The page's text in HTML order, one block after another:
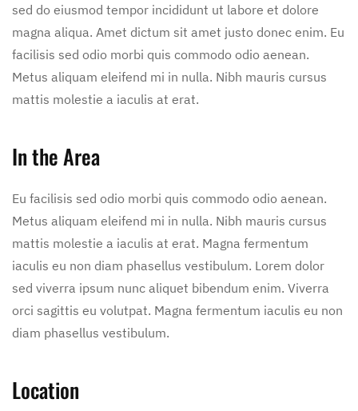
sed do eiusmod tempor incididunt ut labore et dolore
magna aliqua. Amet dictum sit amet justo donec enim. Eu
facilisis sed odio morbi quis commodo odio aenean.
Metus aliquam eleifend mi in nulla. Nibh mauris cursus
mattis molestie a iaculis at erat.
In the Area
Eu facilisis sed odio morbi quis commodo odio aenean.
Metus aliquam eleifend mi in nulla. Nibh mauris cursus
mattis molestie a iaculis at erat. Magna fermentum
iaculis eu non diam phasellus vestibulum. Lorem dolor
sed viverra ipsum nunc aliquet bibendum enim. Viverra
orci sagittis eu volutpat. Magna fermentum iaculis eu non
diam phasellus vestibulum.
Location